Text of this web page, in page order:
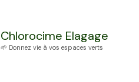
Chlorocime Elagage
🌱 Donnez vie à vos espaces verts